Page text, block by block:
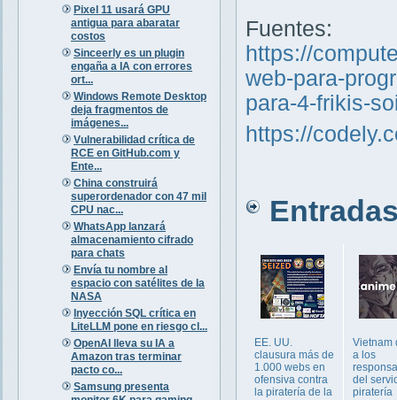
Pixel 11 usará GPU
antigua para abaratar
costos
Sinceerly es un plugin
engaña a IA con errores
ort...
Windows Remote Desktop
deja fragmentos de
imágenes...
Vulnerabilidad crítica de
RCE en GitHub.com y
Ente...
China construirá
superordenador con 47 mil
CPU nac...
WhatsApp lanzará
almacenamiento cifrado
para chats
Envía tu nombre al
espacio con satélites de la
NASA
Inyección SQL crítica en
LiteLLM pone en riesgo cl...
OpenAI lleva su IA a
Amazon tras terminar
pacto co...
Samsung presenta
Fuentes:
https://
web-para-
para-4-frikis-
https://
Entradas
EE. UU.
clausura más de
1.000 webs en
ofensiva contra
la piratería de la
Vietnam
a los
del
piratería